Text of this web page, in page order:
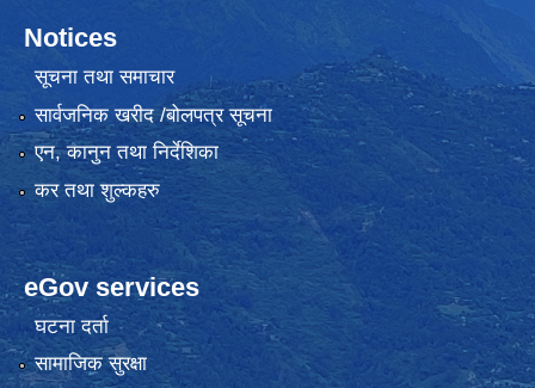
Notices
सूचना तथा समाचार
सार्वजनिक खरीद /बोलपत्र सूचना
एन, कानुन तथा निर्देशिका
कर तथा शुल्कहरु
eGov services
घटना दर्ता
सामाजिक सुरक्षा